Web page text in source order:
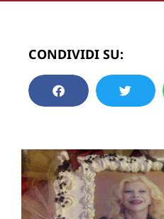
CONDIVIDI SU: